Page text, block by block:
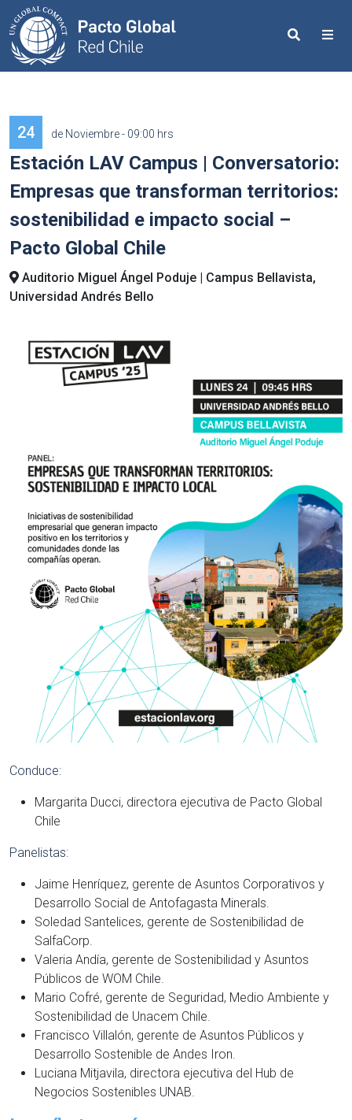
Search
24 de Noviembre - 09:00 hrs
Estación LAV Campus | Conversatorio:
Empresas que transforman territorios:
sostenibilidad e impacto social –
Pacto Global Chile
Auditorio Miguel Ángel Poduje | Campus Bellavista,
Universidad Andrés Bello
Conduce:
Margarita Ducci, directora ejecutiva de Pacto Global
Chile
Panelistas:
Jaime Henríquez, gerente de Asuntos Corporativos y
Desarrollo Social de Antofagasta Minerals.
Soledad Santelices, gerente de Sostenibilidad de
SalfaCorp.
Valeria Andía, gerente de Sostenibilidad y Asuntos
Públicos de WOM Chile.
Mario Cofré, gerente de Seguridad, Medio Ambiente y
Sostenibilidad de Unacem Chile.
Francisco Villalón, gerente de Asuntos Públicos y
Desarrollo Sostenible de Andes Iron.
Luciana Mitjavila, directora ejecutiva del Hub de
Negocios Sostenibles UNAB.